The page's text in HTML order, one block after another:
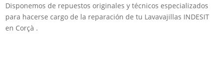
Disponemos de repuestos originales y técnicos especializados
para hacerse cargo de la reparación de tu Lavavajillas INDESIT
en Corçà .